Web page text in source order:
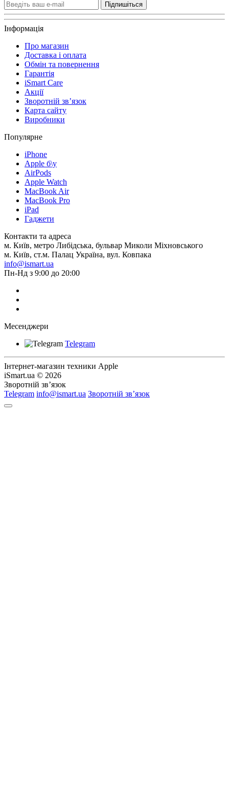
Підпишіться
Інформація
Про магазин
Доставка і оплата
Обмін та повернення
Гарантія
iSmart Care
Акції
Зворотній зв’язок
Карта сайту
Виробники
Популярне
iPhone
Apple б\у
AirPods
Apple Watch
MacBook Air
MacBook Pro
iPad
Гаджети
Контакти та адреса
м. Київ, метро Либідська, бульвар Миколи Міхновського
м. Київ, ст.м. Палац Україна, вул. Ковпака
info@ismart.ua
Пн-Нд з 9:00 до 20:00
Месенджери
Telegram
Інтернет-магазин техники Apple
iSmart.ua © 2026
Зворотній зв’язок
Telegram info@ismart.ua Зворотній зв’язок